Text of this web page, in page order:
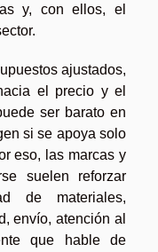
y, con ellos, el
ajustados,
el precio y el
ser barato en
si se apoya solo
eso, las marcas y
suelen reforzar
de materiales,
envío, atención al
que hable de